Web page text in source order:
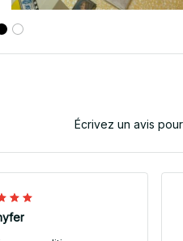
Écrivez un avis